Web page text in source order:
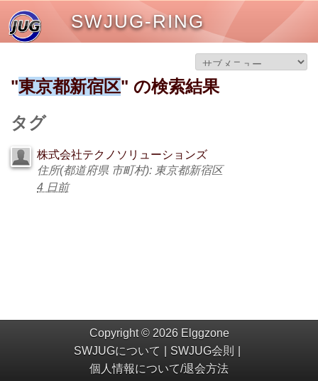
SWJUG-RING
"東京都新宿区" の検索結果
タグ
株式会社テクノソリューションズ
住所(都道府県 市町村): 東京都新宿区
4 日前
Copyright © 2026 Elggzone
SWJUGについて
SWJUG会則
個人情報について/退会方法